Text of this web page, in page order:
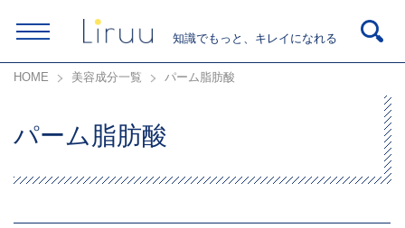
知識でもっと、キレイになれる
HOME 美容成分一覧 パーム脂肪酸
パーム脂肪酸